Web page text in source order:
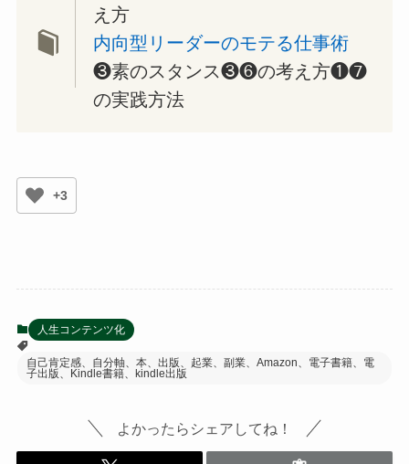
え方
内向型リーダーのモテる仕事術
❸素のスタンス❸❻の考え方❶❼
の実践方法
+3
人生コンテンツ化
自己肯定感、自分軸、本、出版、起業、副業、Amazon、電子書籍、電
子出版、Kindle書籍、kindle出版
よかったらシェアしてね！